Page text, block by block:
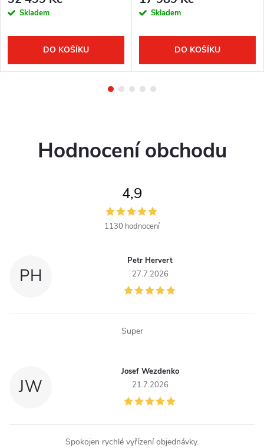
Skladem
DO KOŠÍKU
Skladem
DO KOŠÍKU
Hodnocení obchodu
4,9
1130 hodnocení
PH
Petr Hervert
27.7.2026
Super
JW
Josef Wezdenko
21.7.2026
Spokojen rychlé vyřízení objednávky.